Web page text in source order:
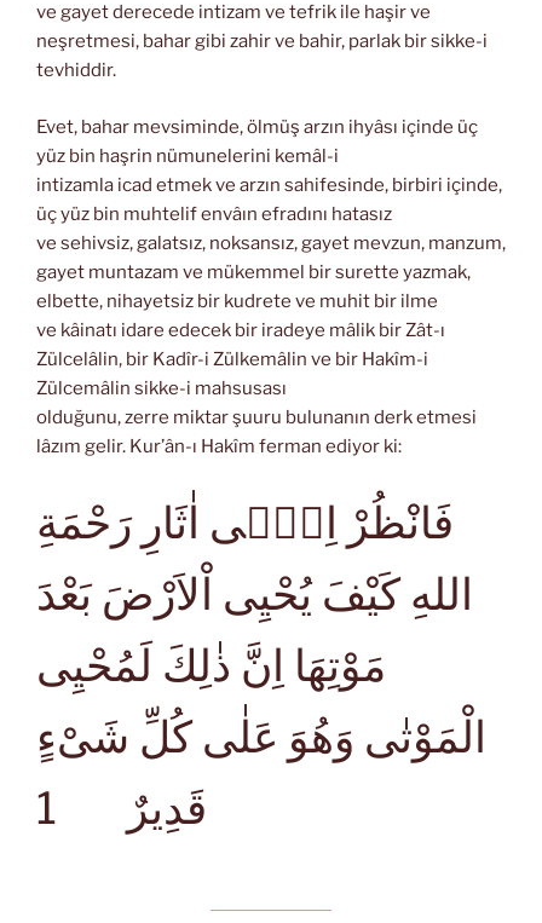
ve gayet derecede intizam ve tefrik ile haşir ve
neşretmesi, bahar gibi zahir ve bahir, parlak bir sikke-i
tevhiddir.
Evet, bahar mevsiminde, ölmüş arzın ihyâsı içinde üç
yüz bin haşrin nümunelerini kemâl-i
intizamla icad etmek ve arzın sahifesinde, birbiri içinde,
üç yüz bin muhtelif envâın efradını hatasız
ve sehivsiz, galatsız, noksansız, gayet mevzun, manzum,
gayet muntazam ve mükemmel bir surette yazmak,
elbette, nihayetsiz bir kudrete ve muhit bir ilme
ve kâinatı idare edecek bir iradeye mâlik bir Zât-ı
Zülcelâlin, bir Kadîr-i Zülkemâlin ve bir Hakîm-i
Zülcemâlin sikke-i mahsusası
olduğunu, zerre miktar şuuru bulunanın derk etmesi
lâzım gelir. Kur’ân-ı Hakîm ferman ediyor ki:
فَانْظُرْ اِلٰۤى اٰثَارِ رَحْمَةِ
اللهِ كَيْفَ يُحْيِى اْلاَرْضَ بَعْدَ
مَوْتِهَا اِنَّ ذٰلِكَ لَمُحْيِى
الْمَوْتٰى وَهُوَ عَلٰى كُلِّ شَىْءٍ
قَدِيرٌ
1